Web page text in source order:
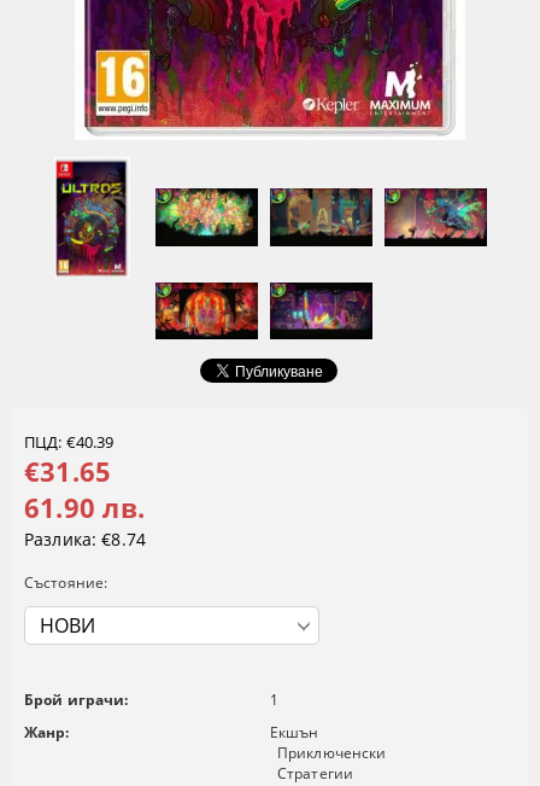
ПЦД: €40.39
€31.65
61.90 лв.
Разлика: €8.74
Състояние:
Брой играчи:
1
Жанр:
Екшън
Приключенски
Стратегии